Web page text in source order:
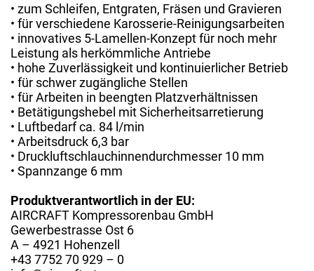
• zum Schleifen, Entgraten, Fräsen und Gravieren
• für verschiedene Karosserie-Reinigungsarbeiten
• innovatives 5-Lamellen-Konzept für noch mehr
Leistung als herkömmliche Antriebe
• hohe Zuverlässigkeit und kontinuierlicher Betrieb
• für schwer zugängliche Stellen
• für Arbeiten in beengten Platzverhältnissen
• Betätigungshebel mit Sicherheitsarretierung
• Luftbedarf ca. 84 l/min
• Arbeitsdruck 6,3 bar
• Druckluftschlauchinnendurchmesser 10 mm
• Spannzange 6 mm
Produktverantwortlich in der EU:
AIRCRAFT Kompressorenbau GmbH
Gewerbestrasse Ost 6
A – 4921 Hohenzell
+43 7752 70 929 – 0